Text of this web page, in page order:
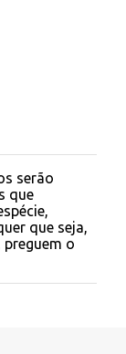
serão
que
que seja,
o